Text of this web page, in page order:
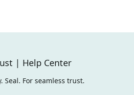
| Help Center
Seal. For seamless trust.